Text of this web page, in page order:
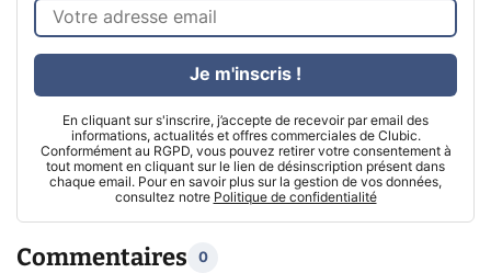
En cliquant sur s'inscrire, j’accepte de recevoir par email des
informations, actualités et offres commerciales de Clubic.
Conformément au RGPD, vous pouvez retirer votre consentement à
tout moment en cliquant sur le lien de désinscription présent dans
chaque email. Pour en savoir plus sur la gestion de vos données,
consultez notre Politique de confidentialité
Je m'inscris !
Commentaires 0